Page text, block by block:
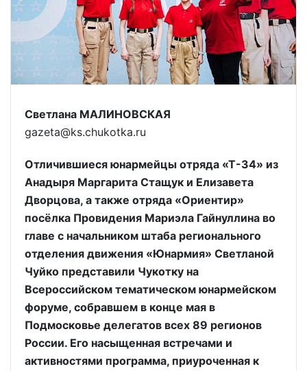
Светлана МАЛИНОВСКАЯ
gazeta@ks.chukotka.ru
Отличившиеся юнармейцы отряда «Т-34» из
Анадыря Маргарита Стащук и Елизавета
Дворцова, а также отряда «Ориентир»
посёлка Провидения Мариэла Гайнуллина во
главе с начальником штаба регионального
отделения движения «Юнармия» Светланой
Чуйко представили Чукотку на
Всероссийском тематическом юнармейском
форуме, собравшем в конце мая в
Подмосковье делегатов всех 89 регионов
России. Его насыщенная встречами и
активностями программа, приуроченная к